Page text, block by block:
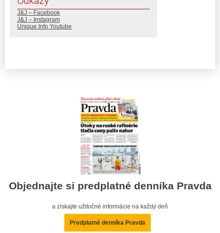
J&J – Facebook
J&J – Instagram
Unique Info Youtube
Objednajte si predplatné denníka Pravda
a získajte užitočné informácie na každý deň
Predplatné denníka Pravda